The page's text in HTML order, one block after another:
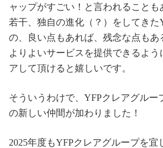
ャップがすごい！と言われることも
若干、独自の進化（？）をしてきた
の、良い点もあれば、残念な点もあ
よりよいサービスを提供できるよう
アして頂けると嬉しいです。
そういうわけで、YFPクレアグルー
の新しい仲間が加わりました！
2025年度もYFPクレアグループを宜